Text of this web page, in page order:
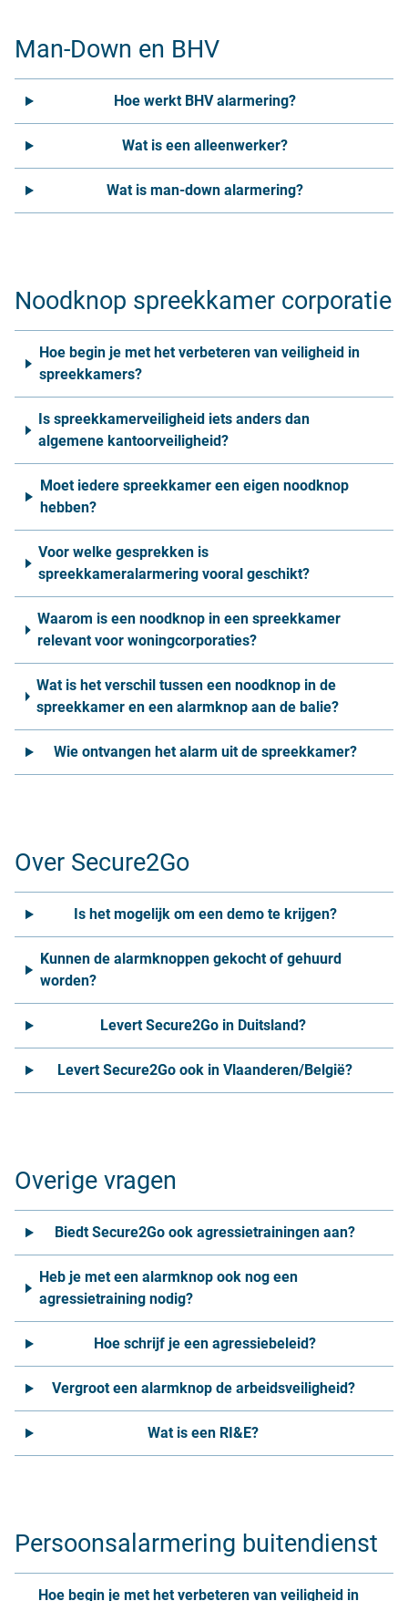
Man-Down en BHV
Hoe werkt BHV alarmering?
Wat is een alleenwerker?
Wat is man-down alarmering?
Noodknop spreekkamer corporatie
Hoe begin je met het verbeteren van veiligheid in
spreekkamers?
Is spreekkamerveiligheid iets anders dan
algemene kantoorveiligheid?
Moet iedere spreekkamer een eigen noodknop
hebben?
Voor welke gesprekken is
spreekkameralarmering vooral geschikt?
Waarom is een noodknop in een spreekkamer
relevant voor woningcorporaties?
Wat is het verschil tussen een noodknop in de
spreekkamer en een alarmknop aan de balie?
Wie ontvangen het alarm uit de spreekkamer?
Over Secure2Go
Is het mogelijk om een demo te krijgen?
Kunnen de alarmknoppen gekocht of gehuurd
worden?
Levert Secure2Go in Duitsland?
Levert Secure2Go ook in Vlaanderen/België?
Overige vragen
Biedt Secure2Go ook agressietrainingen aan?
Heb je met een alarmknop ook nog een
agressietraining nodig?
Hoe schrijf je een agressiebeleid?
Vergroot een alarmknop de arbeidsveiligheid?
Wat is een RI&E?
Persoonsalarmering buitendienst
Hoe begin je met het verbeteren van veiligheid in